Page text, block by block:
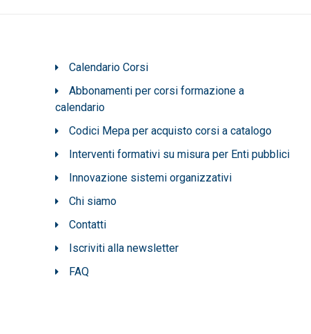
Calendario Corsi
Abbonamenti per corsi formazione a
calendario
Codici Mepa per acquisto corsi a catalogo
Interventi formativi su misura per Enti pubblici
Innovazione sistemi organizzativi
Chi siamo
Contatti
Iscriviti alla newsletter
FAQ